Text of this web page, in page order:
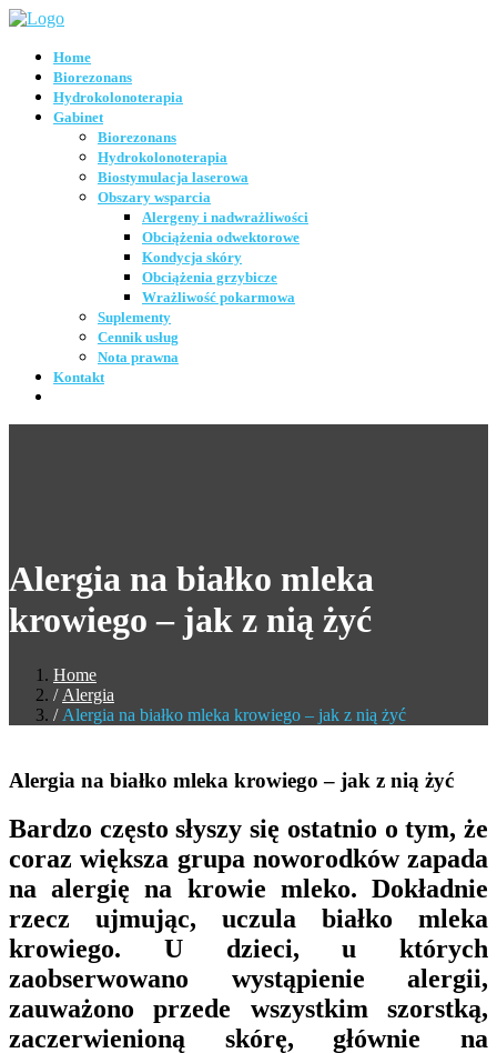
Home
Biorezonans
Hydrokolonoterapia
Gabinet
Biorezonans
Hydrokolonoterapia
Biostymulacja laserowa
Obszary wsparcia
Alergeny i nadwrażliwości
Obciążenia odwektorowe
Kondycja skóry
Obciążenia grzybicze
Wrażliwość pokarmowa
Suplementy
Cennik usług
Nota prawna
Kontakt
Alergia na białko mleka
krowiego – jak z nią żyć
Home
Alergia
Alergia na białko mleka krowiego – jak z nią żyć
Alergia na białko mleka krowiego – jak z nią żyć
Bardzo często słyszy się ostatnio o tym, że
coraz większa grupa noworodków zapada
na alergię na krowie mleko. Dokładnie
rzecz ujmując, uczula białko mleka
krowiego. U dzieci, u których
zaobserwowano wystąpienie alergii,
zauważono przede wszystkim szorstką,
zaczerwienioną skórę, głównie na